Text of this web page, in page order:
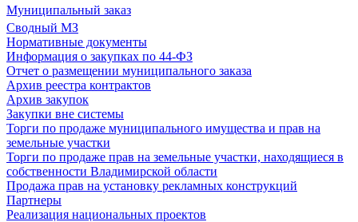
Муниципальный заказ
Сводный МЗ
Нормативные документы
Информация о закупках по 44-ФЗ
Отчет о размещении муниципального заказа
Архив реестра контрактов
Архив закупок
Закупки вне системы
Торги по продаже муниципального имущества и прав на
земельные участки
Торги по продаже прав на земельные участки, находящиеся в
собственности Владимирской области
Продажа прав на установку рекламных конструкций
Партнеры
Реализация национальных проектов